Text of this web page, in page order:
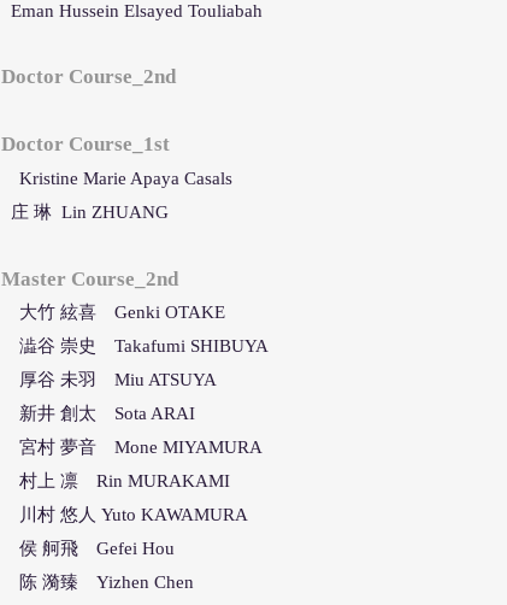
Eman Hussein Elsayed Touliabah
Doctor Course_2nd
Doctor Course_1st
Kristine Marie Apaya Casals
庄 琳 Lin ZHUANG
Master Course_2nd
大竹 絃喜 Genki OTAKE
澁谷 崇史 Takafumi SHIBUYA
厚谷 未羽 Miu ATSUYA
新井 創太 Sota ARAI
宮村 夢音 Mone MIYAMURA
村上 凛 Rin MURAKAMI
川村 悠人 Yuto KAWAMURA
侯 舸飛 Gefei Hou
陈 漪臻 Yizhen Chen